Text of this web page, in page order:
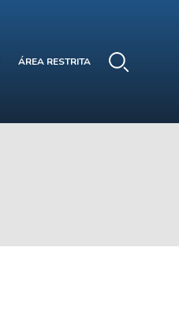
ÁREA RESTRITA